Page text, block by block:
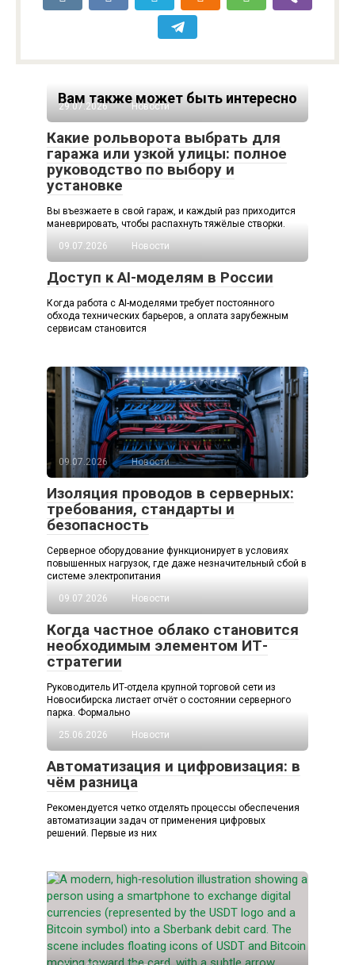
Вам также может быть интересно
29.07.2026 Новости
Какие рольворота выбрать для
гаража или узкой улицы: полное
руководство по выбору и
установке
Вы въезжаете в свой гараж, и каждый раз приходится
маневрировать, чтобы распахнуть тяжёлые створки.
09.07.2026
Новости
Доступ к AI-моделям в России
Когда работа с AI-моделями требует постоянного
обхода технических барьеров, а оплата зарубежным
сервисам становится
09.07.2026 Новости
Изоляция проводов в серверных:
требования, стандарты и
безопасность
Серверное оборудование функционирует в условиях
повышенных нагрузок, где даже незначительный сбой в
системе электропитания
09.07.2026
Новости
Когда частное облако становится
необходимым элементом ИТ-
стратегии
Руководитель ИТ-отдела крупной торговой сети из
Новосибирска листает отчёт о состоянии серверного
парка. Формально
25.06.2026
Новости
Автоматизация и цифровизация: в
чём разница
Рекомендуется четко отделять процессы обеспечения
автоматизации задач от применения цифровых
решений. Первые из них